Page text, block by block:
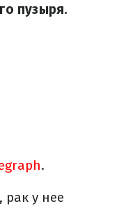
пузыря.
.
рак у нее